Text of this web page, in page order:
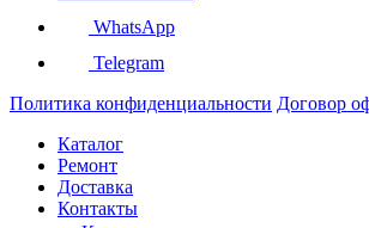
WhatsApp
Telegram
Политика конфиденциальности Договор
Каталог
Ремонт
Доставка
Контакты